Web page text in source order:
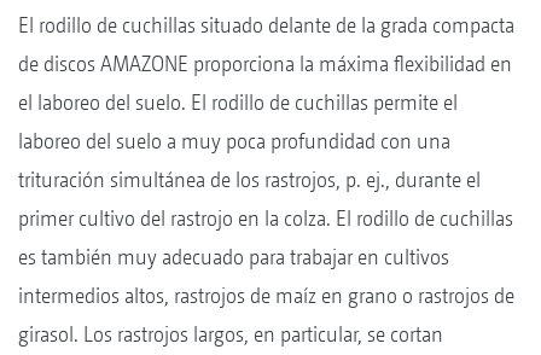
El rodillo de cuchillas situado delante de la grada compacta
de discos AMAZONE proporciona la máxima flexibilidad en
el laboreo del suelo. El rodillo de cuchillas permite el
laboreo del suelo a muy poca profundidad con una
trituración simultánea de los rastrojos, p. ej., durante el
primer cultivo del rastrojo en la colza. El rodillo de cuchillas
es también muy adecuado para trabajar en cultivos
intermedios altos, rastrojos de maíz en grano o rastrojos de
girasol. Los rastrojos largos, en particular, se cortan